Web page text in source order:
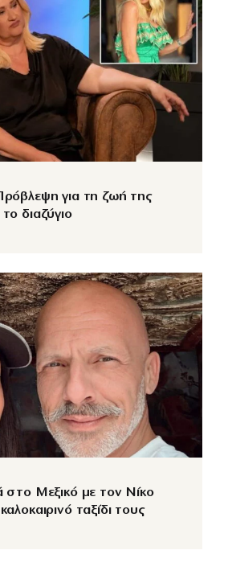
για τη ζωή της
διαζύγιο
στο Μεξικό με τον Νίκο
ταξίδι τους